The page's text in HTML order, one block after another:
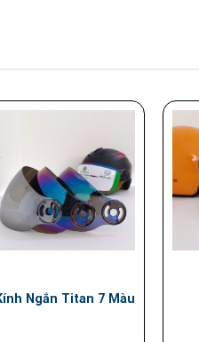
Ngắn Titan 7 Màu